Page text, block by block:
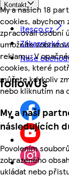
My a našich 18
cookies, abychom
zpracovali osobní
umožníte
reklamu. V
cookies, které
můžete kdykoliv
nebo kliknutím na
My a naši
následujících
Povolením
zobrazeného
ukládat nebo
Kontakt
itesco.cz
Zákaznické
Naše
followUs